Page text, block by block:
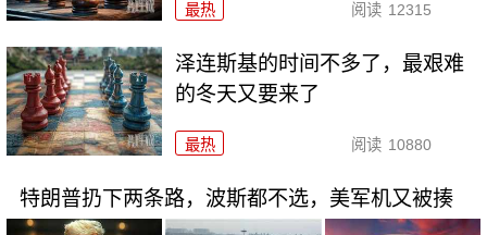
最热 阅读 12315
泽连斯基的时间不多了，最艰难
的冬天又要来了
最热 阅读 10880
特朗普扔下两条路，波斯都不选，美军机又被揍